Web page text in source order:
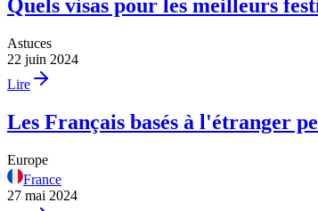
Quels visas pour les meilleurs
Astuces
22 juin 2024
Lire
Les Français basés à l'étranger
Europe
France
27 mai 2024